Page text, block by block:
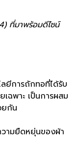
ที่มาพร้อมดีไซน์
ลยีการถักทอที่ได้รับ
ฉพาะ เป็นการผสม
ยกัน
ามยืดหยุ่นของผ้า